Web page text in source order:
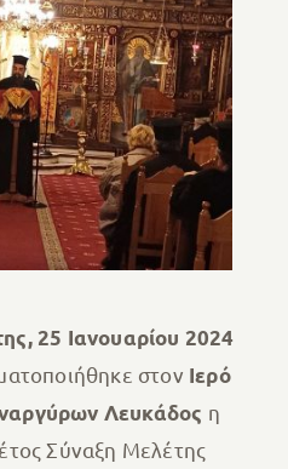
25 Ιανουαρίου 2024
στον Ιερό
Λευκάδος η
Σύναξη Μελέτης